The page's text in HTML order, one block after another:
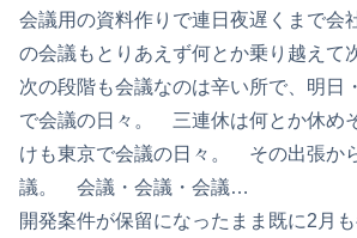
会議用の資料作りで連日夜遅くまで会
の会議もとりあえず何とか乗り越えて
次の段階も会議なのは辛い所で、明日
で会議の日々。 三連休は何とか休め
けも東京で会議の日々。 その出張か
議。 会議・会議・会議…
開発案件が保留になったまま既に2月